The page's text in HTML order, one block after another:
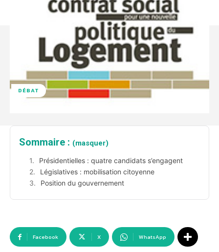
DÉBAT
Sommaire : (masquer)
Présidentielles : quatre candidats s’engagent
Législatives : mobilisation citoyenne
Position du gouvernement
Facebook X WhatsApp